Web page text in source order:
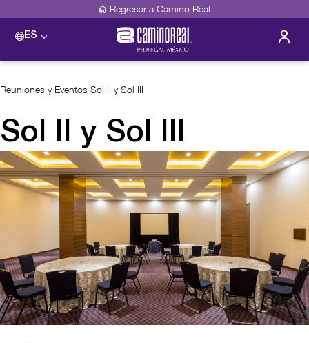
Regresar a Camino Real
ES
Reuniones y Eventos Sol II y Sol III
Sol II y Sol III